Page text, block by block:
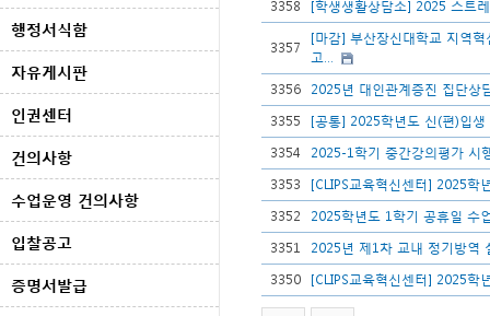
행정서식함
자유게시판
인권센터
건의사항
수업운영 건의사항
입찰공고
증명서발급
3358
[학생생활상담소] 2025 스트
3357
[마감] 부산장신대학교 지역
고...
3356
2025년 대인관계증진 집단상
3355
[공통] 2025학년도 신(편)입
3354
2025-1학기 중간강의평가 시
3353
[CLIPS교육혁신센터] 2025학
3352
2025학년도 1학기 공휴일 수
3351
2025년 제1차 교내 정기방역
3350
[CLIPS교육혁신센터] 2025학